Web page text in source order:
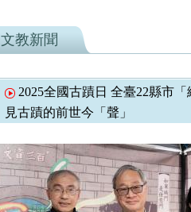
文教新聞
2025全國古蹟日 全臺22縣市
見古蹟的前世今「聲」